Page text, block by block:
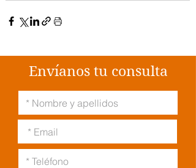
Envíanos tu consulta